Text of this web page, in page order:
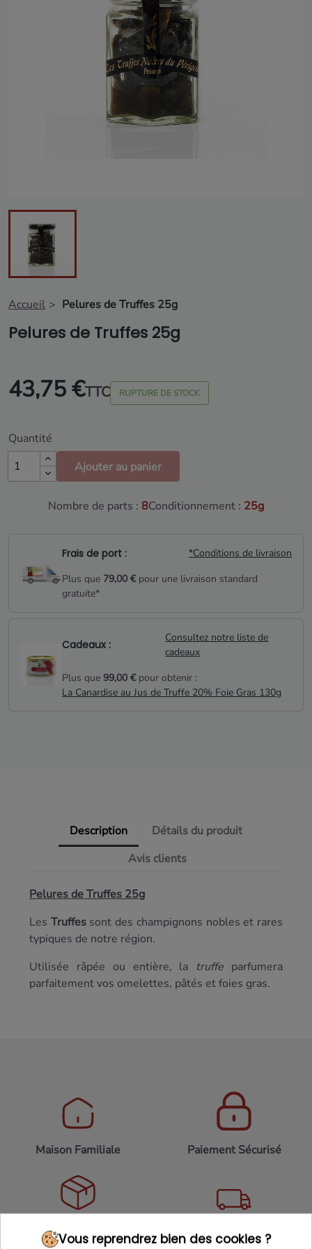
Accueil Pelures de Truffes 25g
Pelures de Truffes 25g
43,75 €TTC RUPTURE DE STOCK
Quantité
Ajouter au panier
Nombre de parts : 8Conditionnement : 25g
Frais de port :
*Conditions de livraison
Plus que 79,00 €pour une livraison standard
gratuite*
Cadeaux :
Consultez notre liste de
cadeaux
Plus que 99,00 €pour obtenir :
La Canardise au Jus de Truffe 20% Foie Gras 130g
Description
Détails du produit
Avis clients
Pelures de Truffes 25g
Les Truffes sont des champignons nobles et rares
typiques de notre région.
Utilisée râpée ou entière, la truffe parfumera
parfaitement vos omelettes, pâtés et foies gras.
Maison Familiale Paiement Sécurisé
Franco de port 79€ Livraison 24h/48h
Vous reprendrez bien des cookies ?